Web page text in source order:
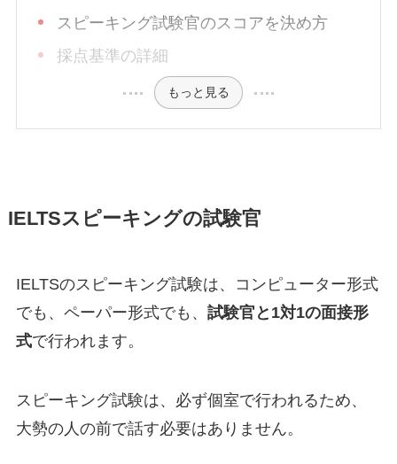
スピーキング試験官のスコアを決め方
採点基準の詳細
もっと見る
IELTSスピーキングの試験官
IELTSのスピーキング試験は、コンピューター形式
でも、ペーパー形式でも、 試験官と1対1の面接形
式で行われます。
スピーキング試験は、必ず個室で行われるため、
大勢の人の前で話す必要はありません。